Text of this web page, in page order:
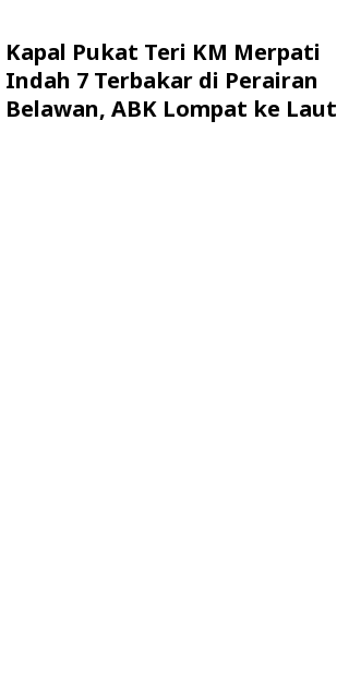
Kapal Pukat Teri KM Merpati
Indah 7 Terbakar di Perairan
Belawan, ABK Lompat ke Laut